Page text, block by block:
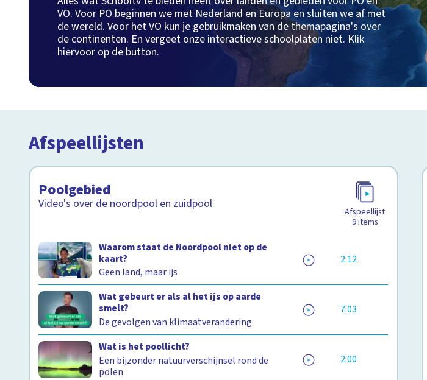
VO. Voor PO beginnen we met Nederland en Europa en sluiten we af met
de wereld. Voor het VO kun je gebruikmaken van de themapagina's over
de continenten. En vergeet onze interactieve schoolplaten niet. Klik
hiervoor op de button.
Afspeellijsten
Poolgebied
Video's over de noordpool en zuidpool
Afspeellijst
9items
Waarom staat de Noordpool niet op de
kaart?
Geen land, maar ijs
2:12
Wat gebeurt er als al het ijs op aarde
smelt?
De gevolgen van klimaatverandering
7:03
Wat is het poollicht?
Een bijzonder natuurverschijnsel rond de
polen
2:00